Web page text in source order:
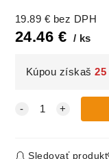
19.89 € bez DPH
24.46 € ks
Kúpou získaš25
Sledovať produkt